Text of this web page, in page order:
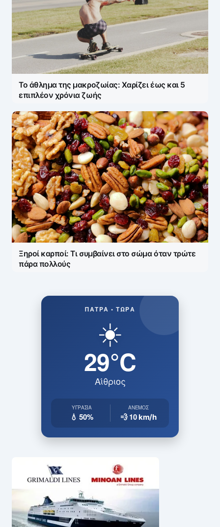
Το άθλημα της μακροζωίας: Χαρίζει έως και 5
επιπλέον χρόνια ζωής
Ξηροί καρποί: Τι συμβαίνει στο σώμα όταν τρώτε
πάρα πολλούς
ΠΆΤΡΑ • ΤΏΡΑ
☀️
29°C
Αίθριος
ΥΓΡΑΣΊΑ
💧 50%
ΆΝΕΜΟΣ
💨 10km/h